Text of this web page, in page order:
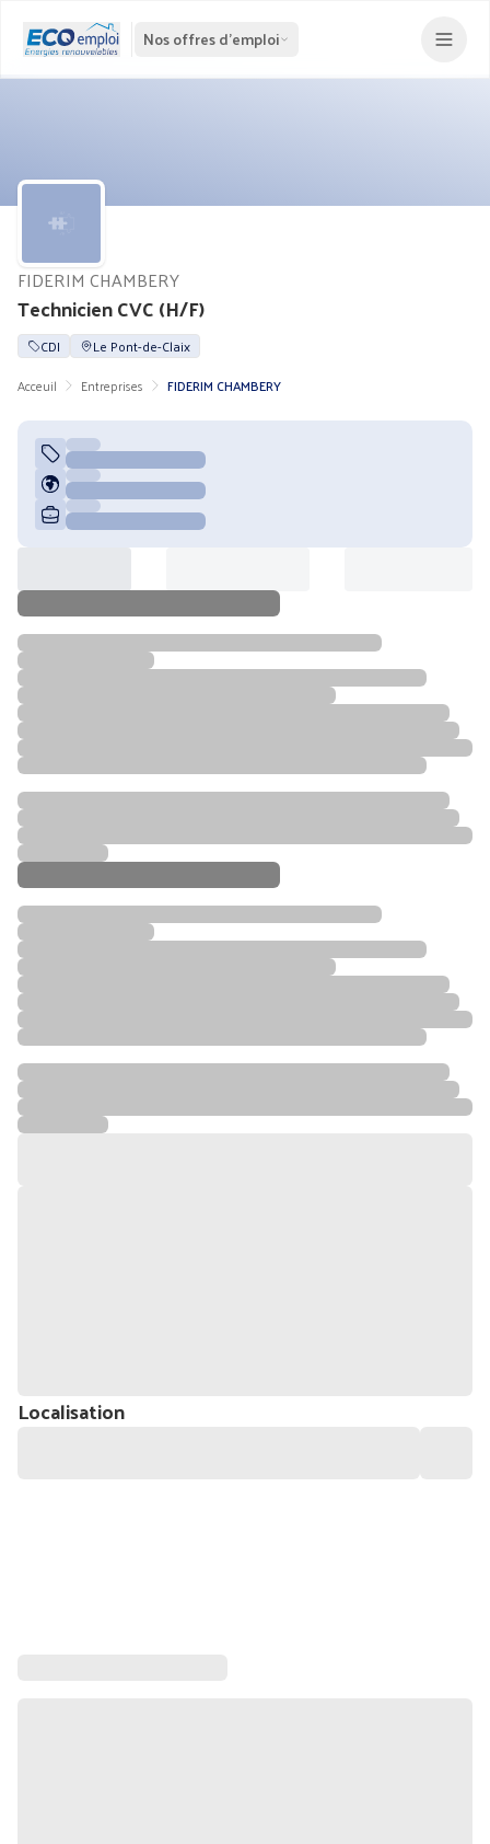
Nos offres d'emploi
Technicien CVC (H/F)
FIDERIM CHAMBERY
CDI
Le Pont-de-Claix
Acceuil
Entreprises FIDERIM CHAMBERY
Localisation